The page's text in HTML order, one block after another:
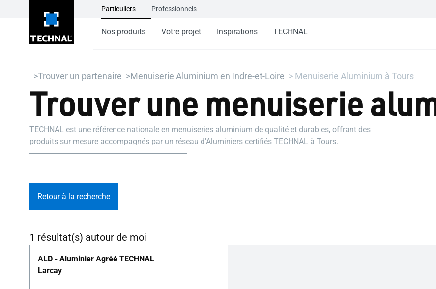
Particuliers Professionnels
Nos produits Votre projet Inspirations TECHNAL
Trouver un partenaire Menuiserie Aluminium en Indre-et-Loire Menuiserie Aluminium à Tours
Trouver une menuiserie
TECHNAL est une référence nationale en menuiseries aluminium de qualité et durables, offrant des
produits sur mesure accompagnés par un réseau d'Aluminiers certifiés TECHNAL à Tours.
Retour à la recherche
1 résultat(s) autour de moi
ALD - Aluminier Agréé TECHNAL
Larcay